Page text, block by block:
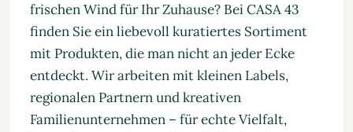
frischen Wind für Ihr Zuhause? Bei CASA 43
finden Sie ein liebevoll kuratiertes Sortiment
mit Produkten, die man nicht an jeder Ecke
entdeckt. Wir arbeiten mit kleinen Labels,
regionalen Partnern und kreativen
Familienunternehmen – für echte Vielfalt,